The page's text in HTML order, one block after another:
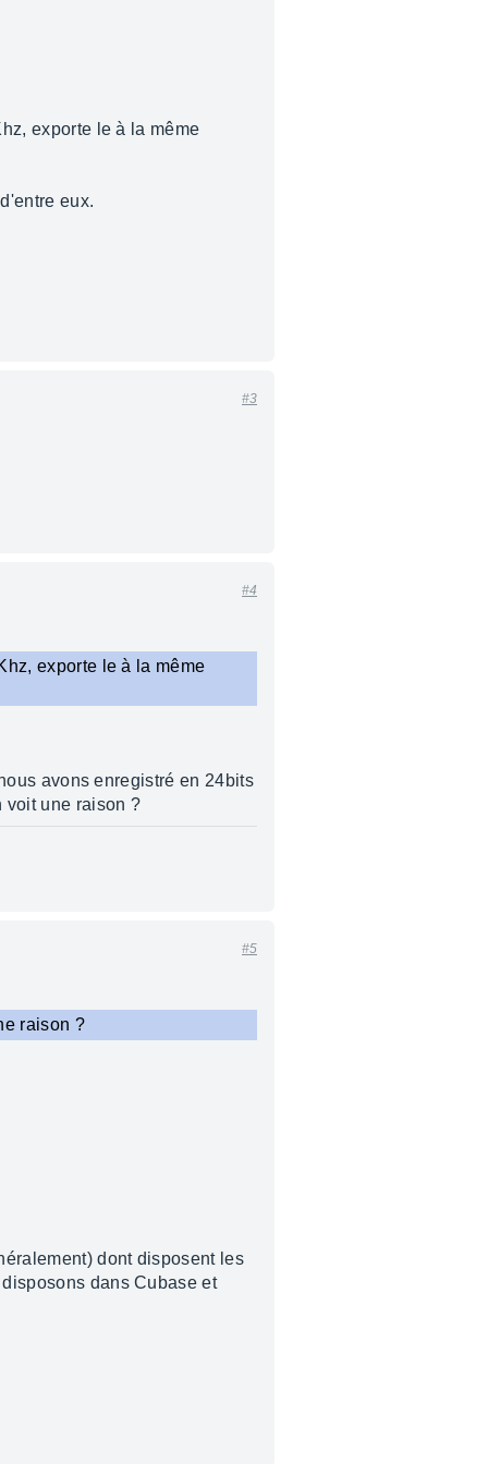
exporte le à la même
eux.
#3
#4
exporte le à la même
avons enregistré en 24bits
voit une raison ?
#5
raison ?
dont disposent les
dans Cubase et